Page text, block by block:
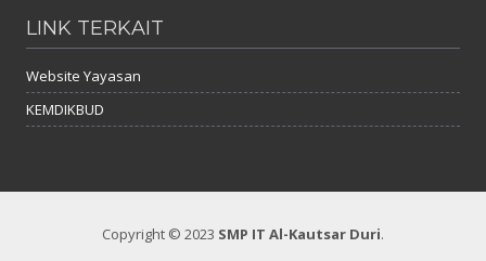
LINK TERKAIT
Website Yayasan
KEMDIKBUD
Copyright © 2023 SMP IT Al-Kautsar Duri.